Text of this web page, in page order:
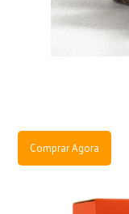
Comprar Agora